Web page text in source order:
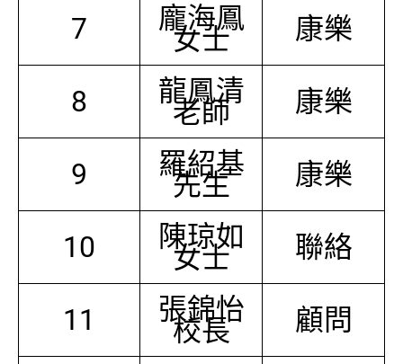
7 龐海鳳
女士 康樂
8 龍鳳清
老師 康樂
9 羅紹基
先生 康樂
10 陳琼如
女士 聯絡
11 張錦怡
校長 顧問